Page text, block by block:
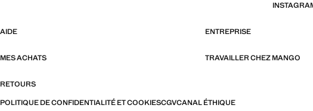
AIDE ENTREPRISE
MES ACHATS TRAVAILLER CHEZ MANGO
RETOURS
POLITIQUE DE CONFIDENTIALITÉ ET COOKIESCGVCANAL ÉTHIQUE